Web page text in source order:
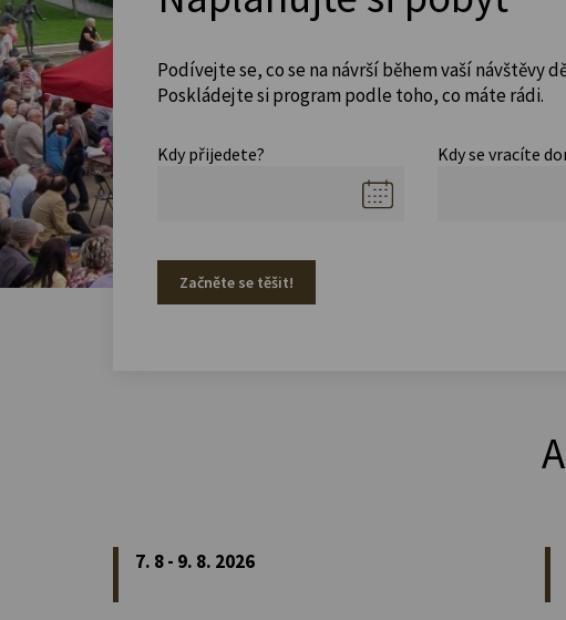
Podívejte se, co se na návrší během vaší návštěvy
Poskládejte si program podle toho, co máte rádi.
Kdy přijedete? Kdy se vracíte
Začněte se těšit!
7. 8 - 9. 8. 2026